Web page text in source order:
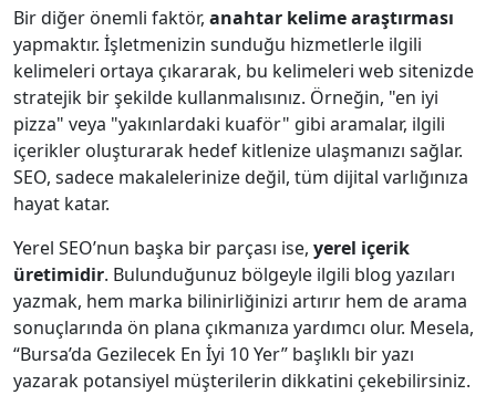
Bir diğer önemli faktör, anahtar kelime araştırması
yapmaktır. İşletmenizin sunduğu hizmetlerle ilgili
kelimeleri ortaya çıkararak, bu kelimeleri web sitenizde
stratejik bir şekilde kullanmalısınız. Örneğin, "en iyi
pizza" veya "yakınlardaki kuaför" gibi aramalar, ilgili
içerikler oluşturarak hedef kitlenize ulaşmanızı sağlar.
SEO, sadece makalelerinize değil, tüm dijital varlığınıza
hayat katar.
Yerel SEO’nun başka bir parçası ise, yerel içerik
üretimidir. Bulunduğunuz bölgeyle ilgili blog yazıları
yazmak, hem marka bilinirliğinizi artırır hem de arama
sonuçlarında ön plana çıkmanıza yardımcı olur. Mesela,
“Bursa’da Gezilecek En İyi 10 Yer” başlıklı bir yazı
yazarak potansiyel müşterilerin dikkatini çekebilirsiniz.